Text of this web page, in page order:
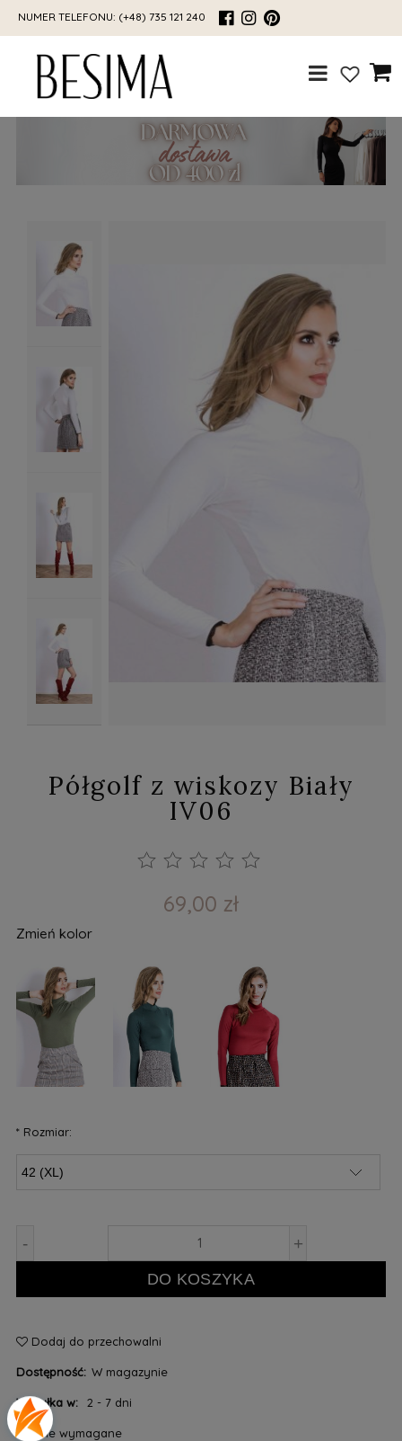
NUMER TELEFONU: (+48) 735 121 240
Półgolf z wiskozy Biały
IV06
69,00 zł
Zmień kolor
*Rozmiar:
- +
DO KOSZYKA
Dodaj do przechowalni
Dostępność: W magazynie
Wysyłka w: 2 - 7 dni
*- Pole wymagane